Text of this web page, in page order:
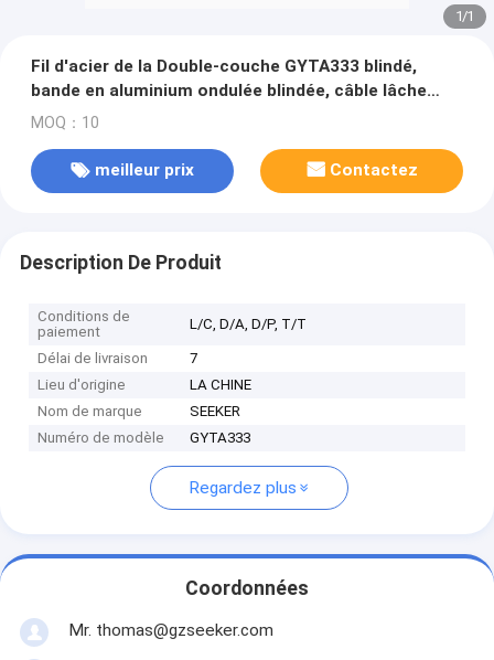
1/1
Fil d'acier de la Double-couche GYTA333 blindé,
bande en aluminium ondulée blindée, câble lâche
échoué de tube
MOQ：10
meilleur prix Contactez
Description De Produit
Conditions de
paiement
L/C, D/A, D/P, T/T
Délai de livraison
7
Lieu d'origine
LA CHINE
Nom de marque
SEEKER
Numéro de modèle
GYTA333
Regardez plus
Coordonnées
Mr. thomas@gzseeker.com